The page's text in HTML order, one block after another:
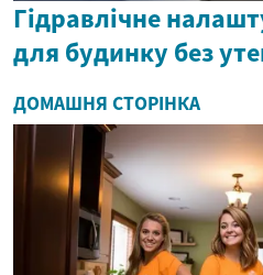
Гідравлічне
для будинку без
ДОМАШНЯ СТОРІНКА